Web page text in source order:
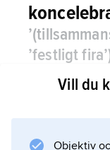
’festligt
präster
altaret –
sed inom
Vill du
Objektiv